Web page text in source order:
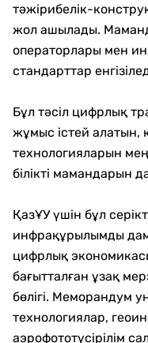
тәжірибелік-
жол ашылады.
операторлары мен
стандарттар
Бұл тәсіл цифрлық
жұмыс істей алатын,
технологияларын
білікті мамандарын
ҚазҰУ үшін бұл
инфрақұрылымды
цифрлық
бағытталған ұзақ
бөлігі. Меморандум
технологиялар,
аэрофототүсірілім